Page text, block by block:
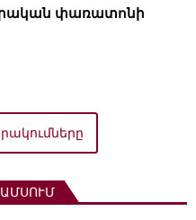
փառատոնի